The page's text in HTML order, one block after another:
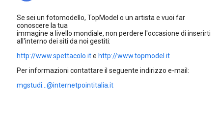
Se sei un fotomodello, TopModel o un artista e vuoi far
conoscere la tua
immagine a livello mondiale, non perdere l'occasione di inserirti
all'interno dei siti da noi gestiti:
http://www.spettacolo.ite http://www.topmodel.it
Per informazioni contattare il seguente indirizzo e-mail:
mgstudi...@internetpointitalia.it